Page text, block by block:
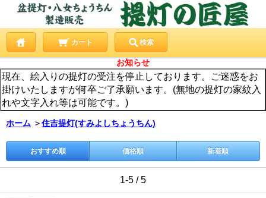
カート 検索
お知らせ
現在、絵入りの提灯の受注を停止しております。ご迷惑をお
掛けいたしますが何卒ご了承願います。(無地の提灯の家紋入
れや文字入れ等は可能です。)
ホーム ＞住吉提灯(すみよしちょうちん)
おすすめ順 価格順 新着順
1-5 / 5